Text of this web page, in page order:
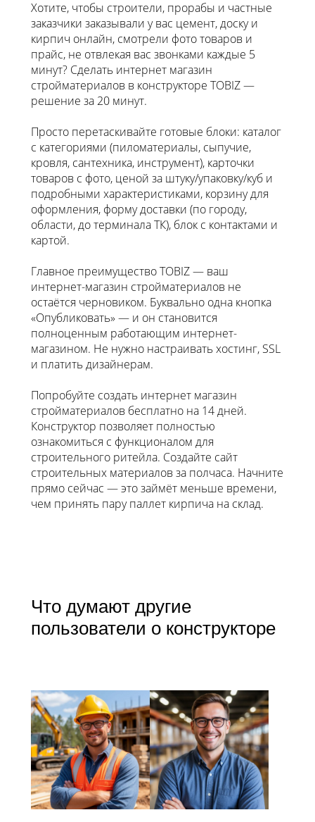
Хотите, чтобы строители, прорабы и частные
заказчики заказывали у вас цемент, доску и
кирпич онлайн, смотрели фото товаров и
прайс, не отвлекая вас звонками каждые 5
минут? Сделать интернет магазин
стройматериалов в конструкторе TOBIZ —
решение за 20 минут.
Просто перетаскивайте готовые блоки: каталог
с категориями (пиломатериалы, сыпучие,
кровля, сантехника, инструмент), карточки
товаров с фото, ценой за штуку/упаковку/куб и
подробными характеристиками, корзину для
оформления, форму доставки (по городу,
области, до терминала ТК), блок с контактами и
картой.
Главное преимущество TOBIZ — ваш
интернет-магазин стройматериалов не
остаётся черновиком. Буквально одна кнопка
«Опубликовать» — и он становится
полноценным работающим интернет-
магазином. Не нужно настраивать хостинг, SSL
и платить дизайнерам.
Попробуйте создать интернет магазин
стройматериалов бесплатно на 14 дней.
Конструктор позволяет полностью
ознакомиться с функционалом для
строительного ритейла. Создайте сайт
строительных материалов за полчаса. Начните
прямо сейчас — это займёт меньше времени,
чем принять пару паллет кирпича на склад.
Что думают другие
пользователи о конструкторе